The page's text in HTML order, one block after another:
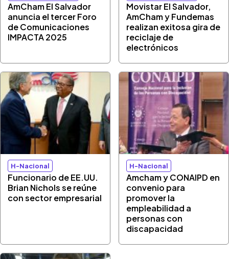
AmCham El Salvador
anuncia el tercer Foro
de Comunicaciones
IMPACTA 2025
Movistar El Salvador,
AmCham y Fundemas
realizan exitosa gira de
reciclaje de
electrónicos
H-Nacional
Funcionario de EE.UU.
Brian Nichols se reúne
con sector empresarial
H-Nacional
Amcham y CONAIPD en
convenio para
promover la
empleabilidad a
personas con
discapacidad